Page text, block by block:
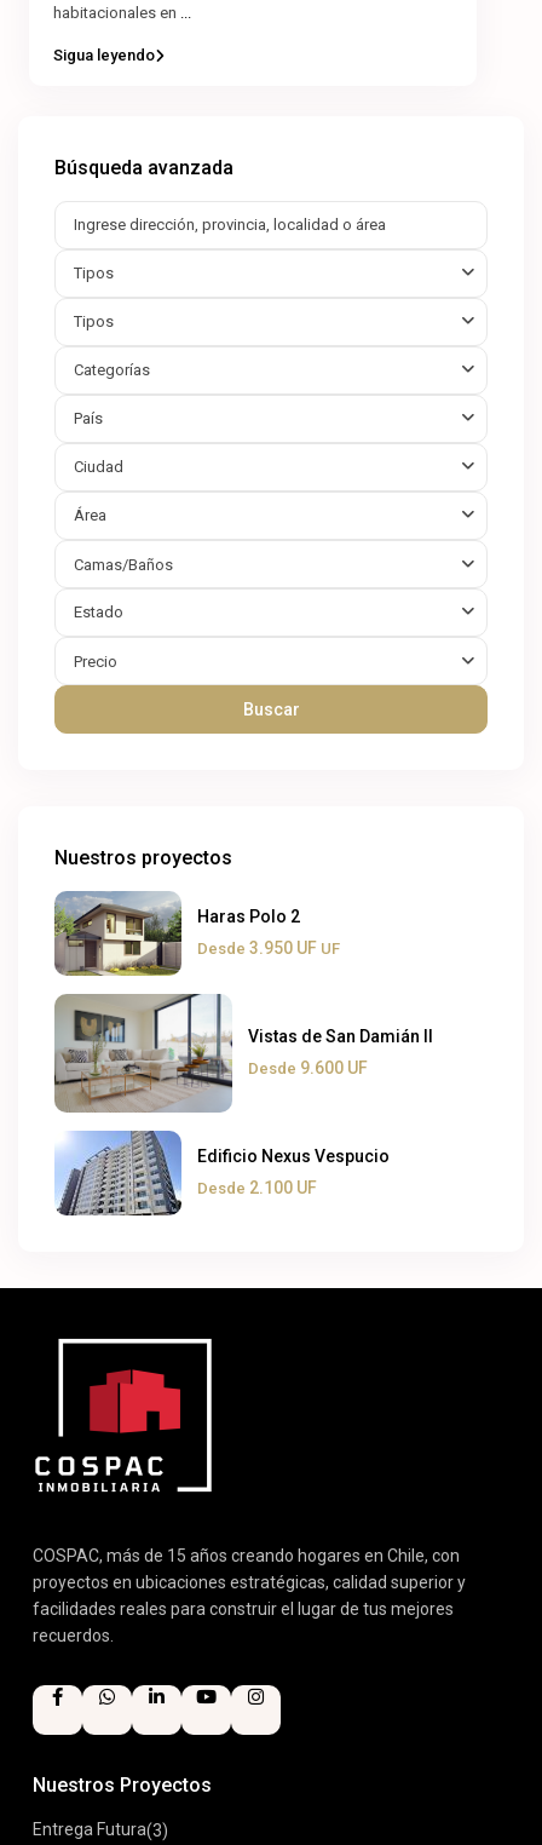
habitacionales en ...
Sigua leyendo
Búsqueda avanzada
Tipos
Tipos
Categorías
País
Ciudad
Área
Camas/Baños
Estado
Precio
Buscar
Nuestros proyectos
Haras Polo 2
Desde 3.950 UF UF
Vistas de San Damián II
Desde 9.600 UF
Edificio Nexus Vespucio
Desde 2.100 UF
COSPAC, más de 15 años creando hogares en Chile, con
proyectos en ubicaciones estratégicas, calidad superior y
facilidades reales para construir el lugar de tus mejores
recuerdos.
Nuestros Proyectos
Entrega Futura(3)